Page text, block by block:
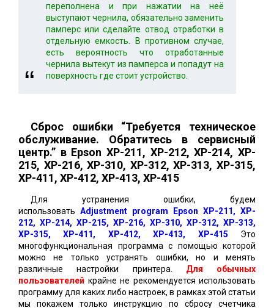
переполнена и при нажатии на неё
выступают чернила, обязательно заменить
памперс или сделайте отвод отработки в
отдельную емкость. В противном случае,
есть вероятность что отработанные
чернила вытекут из памперса и попадут на
поверхность где стоит устройство.
Сброс ошибки “Требуется техническое
обслуживание. Обратитесь в сервисный
центр.” в Epson XP-211, XP-212, XP-214, XP-
215, XP-216, XP-310, XP-312, XP-313, XP-315,
ХР-411, XP-412, XP-413, XP-415
Для устранения ошибки, будем
использовать Adjustment program Epson XP-211, XP-
212, XP-214, XP-215, XP-216, XP-310, XP-312, XP-313,
XP-315, ХР-411, XP-412, XP-413, XP-415 Это
многофункциональная программа с помощью которой
можно не только устранять ошибки, но и менять
различные настройки принтера. Для обычных
пользователей крайне не рекомендуется использовать
программу для каких либо настроек, в рамках этой статьи
мы покажем только инструкцию по сбросу счетчика